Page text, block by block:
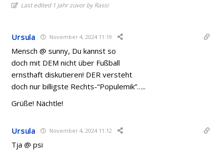
Last edited 1 Jahr zuvor by Rassi
Ursula November 4, 2024 11:19
Mensch @ sunny, Du kannst so
doch mit DEM nicht über Fußball
ernsthaft diskutieren! DER versteht
doch nur billigste Rechts-“Populemik”…..
Grüße! Nächtle!
Ursula November 4, 2024 11:12
Tja @ psi